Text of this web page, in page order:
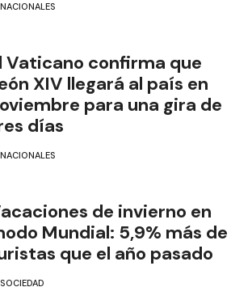
NACIONALES
Vaticano confirma que
XIV llegará al país en
para una gira de
días
NACIONALES
de invierno en
Mundial: 5,9% más de
que el año pasado
SOCIEDAD